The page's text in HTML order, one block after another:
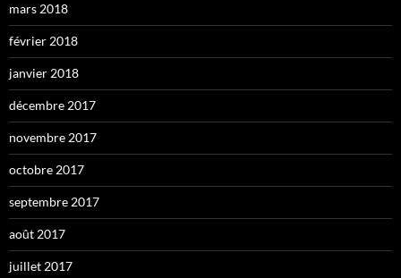
mars 2018
février 2018
janvier 2018
décembre 2017
novembre 2017
octobre 2017
septembre 2017
août 2017
juillet 2017